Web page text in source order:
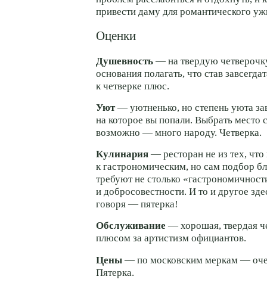
привести даму для романтического
Оценки
Душевность — на твердую
основания полагать, что став
к четверке плюс.
Уют— уютненько, но степень уюта
на которое вы попали. Выбрать место
возможно — много народу. Четверка.
Кулинария — ресторан не из тех, что
к гастрономическим, но сам подбор
требуют не столько
и добросовестности. И то и другое
говоря — пятерка!
Обслуживание — хорошая, твердая
плюсом за артистизм официантов.
Цены — по московским меркам —
Пятерка.